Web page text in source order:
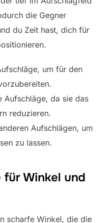
die Gegner
du Zeit hast, dich für
um für den
Aufschläge, da sie das
reduzieren.
Aufschlägen, um
zu lassen.
Winkel und
scharfe Winkel, die die